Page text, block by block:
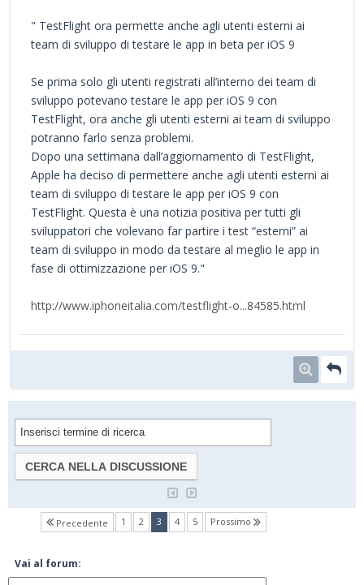
" TestFlight ora permette anche agli utenti esterni ai
team di sviluppo di testare le app in beta per iOS 9
Se prima solo gli utenti registrati all’interno dei team di
sviluppo potevano testare le app per iOS 9 con
TestFlight, ora anche gli utenti esterni ai team di sviluppo
potranno farlo senza problemi.
Dopo una settimana dall’aggiornamento di TestFlight,
Apple ha deciso di permettere anche agli utenti esterni ai
team di sviluppo di testare le app per iOS 9 con
TestFlight. Questa è una notizia positiva per tutti gli
sviluppatori che volevano far partire i test “esterni” ai
team di sviluppo in modo da testare al meglio le app in
fase di ottimizzazione per iOS 9."
http://www.iphoneitalia.com/testflight-o...84585.html
Precedente 1 2 3(current)
4 5 Prossimo
Vai al forum: